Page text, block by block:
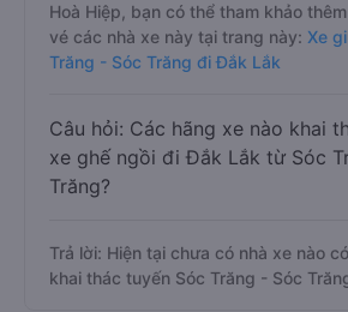
Hoà Hiệp, bạn có thể tham khảo
vé các nhà xe này tại trang này: Xe
Trăng - Sóc Trăng đi Đắk Lắk
Câu hỏi: Các hãng xe nào khai
xe ghế ngồi đi Đắk Lắk từ Sóc
Trăng?
Trả lời: Hiện tại chưa có nhà xe nào
khai thác tuyến Sóc Trăng - Sóc